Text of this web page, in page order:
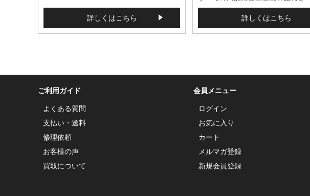
詳しくはこちら 詳しくはこちら
ご利用ガイド
よくある質問
支払い・送料
修理依頼
お客様の声
買取について
会員メニュー
ログイン
お気に入り
カート
メルマガ登録
新規会員登録